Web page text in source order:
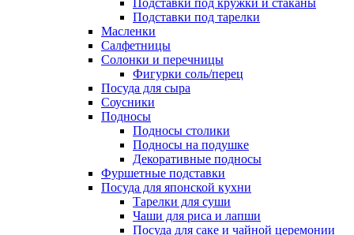
Подставки под кружки и стаканы
Подставки под тарелки
Масленки
Салфетницы
Солонки и перечницы
Фигурки соль/перец
Посуда для сыра
Соусники
Подносы
Подносы столики
Подносы на подушке
Декоративные подносы
Фуршетные подставки
Посуда для японской кухни
Тарелки для суши
Чаши для риса и лапши
Посуда для саке и чайной церемонии